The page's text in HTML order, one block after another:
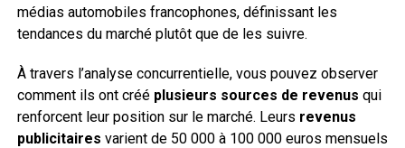
médias automobiles francophones, définissant les
tendances du marché plutôt que de les suivre.
À travers l’analyse concurrentielle, vous pouvez observer
comment ils ont créé plusieurs sources de revenus qui
renforcent leur position sur le marché. Leurs revenus
publicitaires varient de 50 000 à 100 000 euros mensuels